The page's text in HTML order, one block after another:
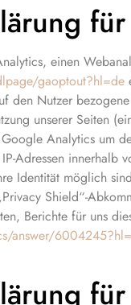
einen
gaoptout?hl=de
den Nutzer
unserer Seiten
Analytics um
Adressen innerhalb
Identität möglich
Shield“-
Berichte für uns
answer/